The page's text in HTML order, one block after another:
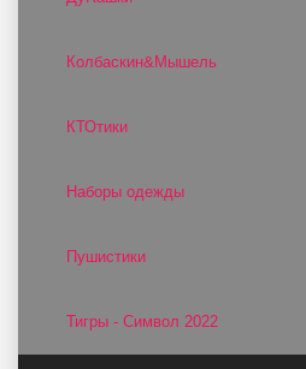
Колбаскин&Мышель
КТОтики
Наборы одежды
Пушистики
Тигры - Символ 2022